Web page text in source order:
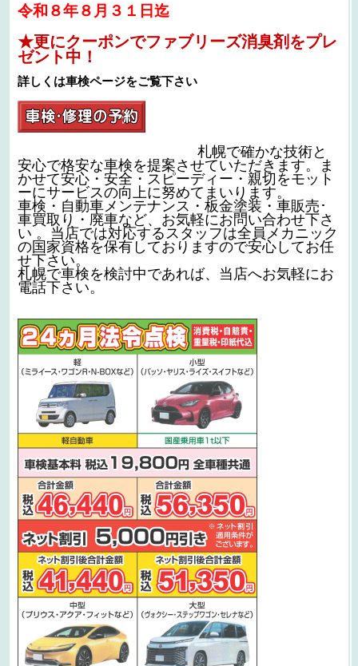
令和８年８月３１日迄
★更にクーポンでファブリーズ消臭剤をプレ
ゼント中！
詳しくは車検ページをご覧下さい
札幌で確かな技術と
安心で格安な車検を提案させていただきます。ま
かせて安心・安全・スピーディー・親切をモット
ーにサービスの向上に努めてまいります。
車検・自動車メンテナンス・板金塗装・車販売･
車買取り・廃車など、お気軽にお問い合わせ下さ
い 。当店では対応するスタッフは全員メカニック
の国家資格を保有しておりますので安心してお任
せ下さい。
札幌で車検を検討中であれば、当店へお気軽にお
電話下さい。